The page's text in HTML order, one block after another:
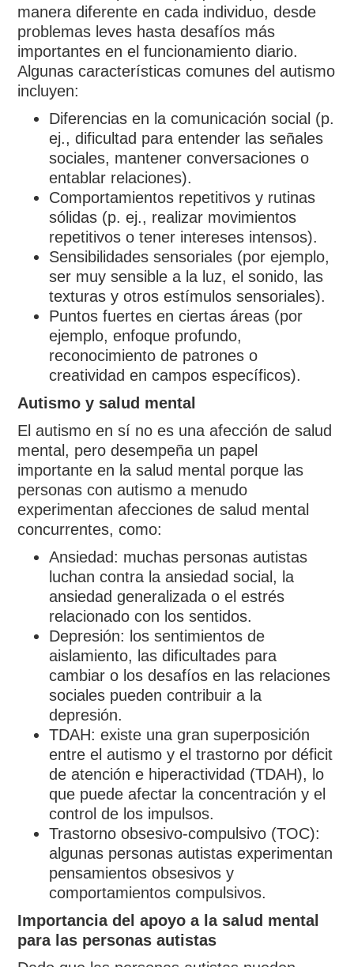
manera diferente en cada individuo, desde
problemas leves hasta desafíos más
importantes en el funcionamiento diario.
Algunas características comunes del autismo
incluyen:
Diferencias en la comunicación social (p.
ej., dificultad para entender las señales
sociales, mantener conversaciones o
entablar relaciones).
Comportamientos repetitivos y rutinas
sólidas (p. ej., realizar movimientos
repetitivos o tener intereses intensos).
Sensibilidades sensoriales (por ejemplo,
ser muy sensible a la luz, el sonido, las
texturas y otros estímulos sensoriales).
Puntos fuertes en ciertas áreas (por
ejemplo, enfoque profundo,
reconocimiento de patrones o
creatividad en campos específicos).
Autismo y salud mental
El autismo en sí no es una afección de salud
mental, pero desempeña un papel
importante en la salud mental porque las
personas con autismo a menudo
experimentan afecciones de salud mental
concurrentes, como:
Ansiedad: muchas personas autistas
luchan contra la ansiedad social, la
ansiedad generalizada o el estrés
relacionado con los sentidos.
Depresión: los sentimientos de
aislamiento, las dificultades para
cambiar o los desafíos en las relaciones
sociales pueden contribuir a la
depresión.
TDAH: existe una gran superposición
entre el autismo y el trastorno por déficit
de atención e hiperactividad (TDAH), lo
que puede afectar la concentración y el
control de los impulsos.
Trastorno obsesivo-compulsivo (TOC):
algunas personas autistas experimentan
pensamientos obsesivos y
comportamientos compulsivos.
Importancia del apoyo a la salud mental
para las personas autistas